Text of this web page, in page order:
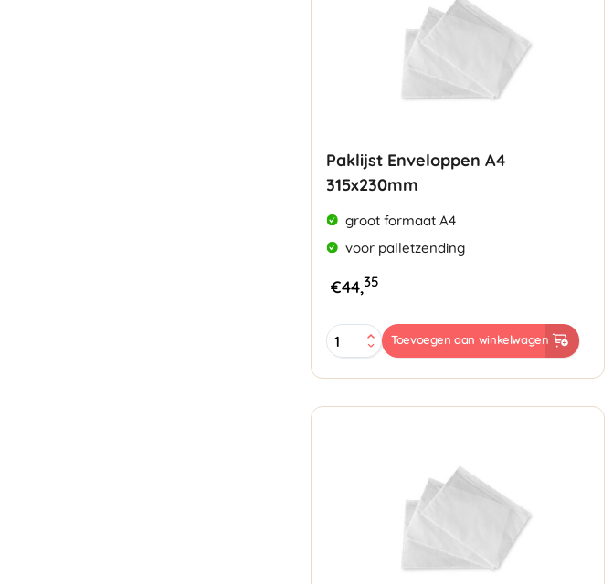
Paklijst Enveloppen A4
315x230mm
groot formaat A4
voor palletzending
€44,35
Paklijst
Enveloppen
315x230mm
aantal
Toevoegen aan winkelwagen